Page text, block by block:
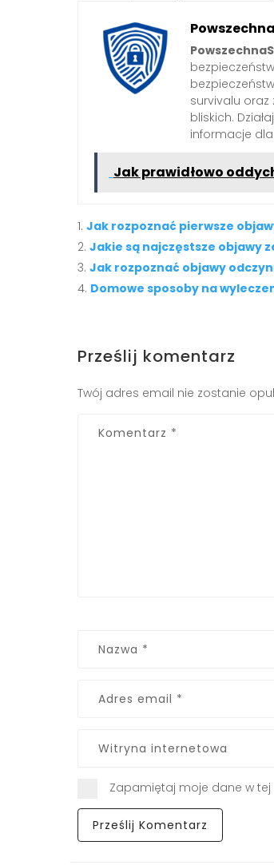
survivalu oraz
bliskich.
informacje
Jak prawidłowo
Jak rozpoznać pierwsze
Jakie są najczęstsze objawy
Jak rozpoznać objawy
Domowe sposoby na
Prześlij komentarz
Twój adres email nie zostanie
Zapamiętaj moje dane w